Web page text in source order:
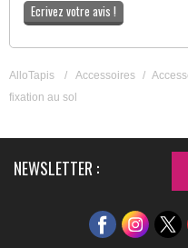
Ecrivez votre avis !
AlloTapis / Accessoires /
fixation au sol
NEWSLETTER :